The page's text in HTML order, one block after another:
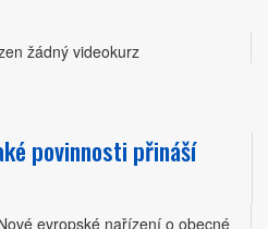
žádný videokurz
povinnosti přináší
evropské nařízení o obecné